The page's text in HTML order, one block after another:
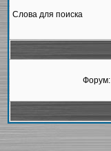
Слова для поиска
Форум: